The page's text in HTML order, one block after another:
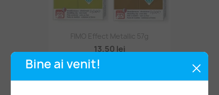
Bine ai venit!
FIMO Effect Metallic 57g
13,50 lei